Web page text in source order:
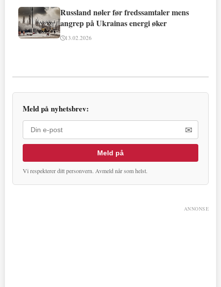
Russland nøler før fredssamtaler mens
angrep på Ukrainas energi øker
13.02.2026
Meld på nyhetsbrev:
✉
Meld på
Vi respekterer ditt personvern. Avmeld når som helst.
ANNONSE